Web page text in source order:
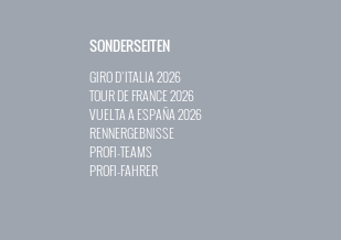
SONDERSEITEN
GIRO D`ITALIA 2026
TOUR DE FRANCE 2026
VUELTA A ESPAÑA 2026
RENNERGEBNISSE
PROFI-TEAMS
PROFI-FAHRER